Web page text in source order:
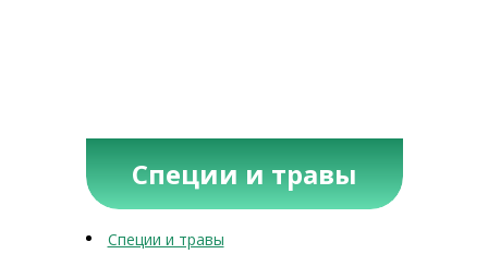
Специи и травы
Специи и травы